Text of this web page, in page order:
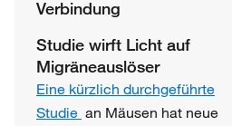
Verbindung
Studie wirft Licht auf
Migräneauslöser
Eine kürzlich durchgeführte
Studie an Mäusen hat neue